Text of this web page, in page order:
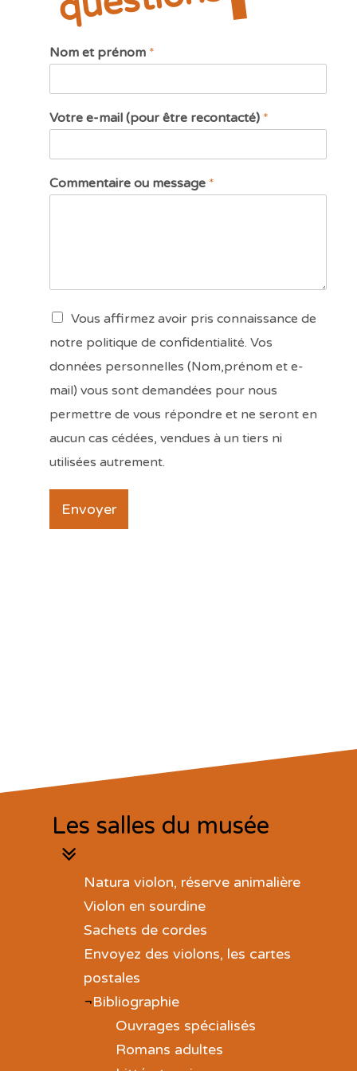
Nom et prénom *
Votre e-mail (pour être recontacté) *
Commentaire ou message *
Vous affirmez avoir pris connaissance de
notre politique de confidentialité. Vos
données personnelles (Nom,prénom et e-
mail) vous sont demandées pour nous
permettre de vous répondre et ne seront en
aucun cas cédées, vendues à un tiers ni
utilisées autrement.
Envoyer
Les salles du musée
Natura violon, réserve animalière
Violon en sourdine
Sachets de cordes
Envoyez des violons, les cartes
postales
Bibliographie
Ouvrages spécialisés
Romans adultes